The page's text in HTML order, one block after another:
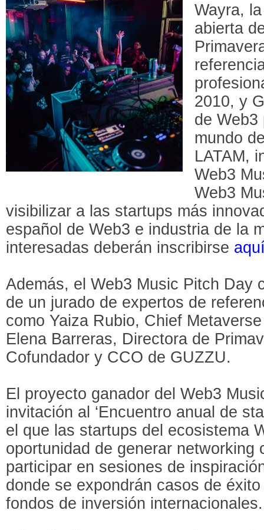
Wayra,
abierta
2010, y
de Web3
mundo
LATAM,
Web3
Web3
visibilizar a las startups más
español de Web3 e industria de la
interesadas deberán inscribirse
Además, el Web3 Music Pitch Day
de un jurado de expertos de
como Yaiza Rubio, Chief
Elena Barreras, Directora de
Cofundador y CCO de GUZZU.
El proyecto ganador del Web3
invitación al ‘Encuentro anual de
el que las startups del ecosistema
oportunidad de generar networking
participar en sesiones de
donde se expondrán casos de
fondos de inversión internacionales.